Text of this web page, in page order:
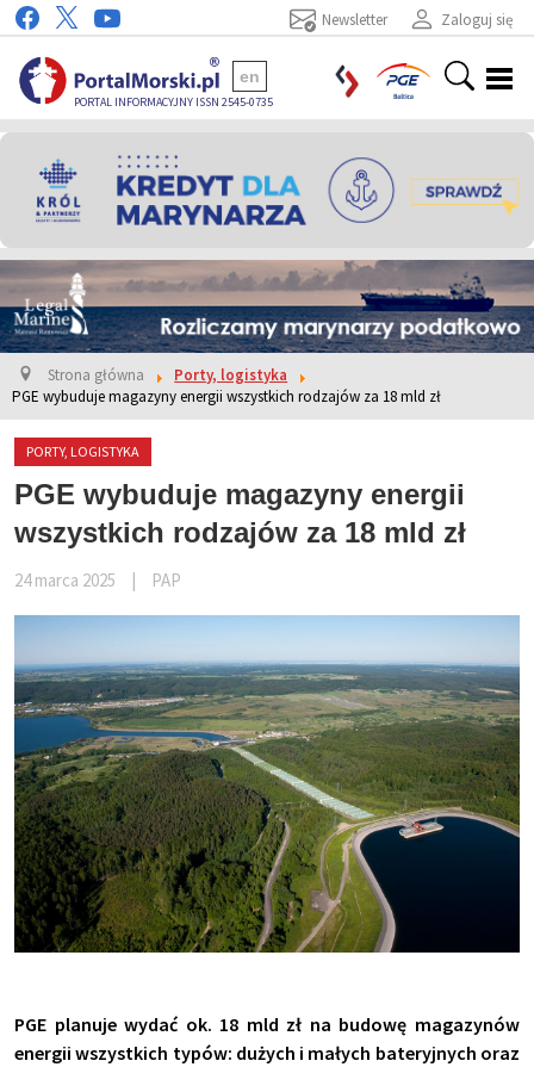
Zaloguj się
Newsletter
PORTAL INFORMACYJNY ISSN 2545-0735
en
Strona główna
Porty, logistyka
PGE wybuduje magazyny energii wszystkich rodzajów za 18 mld zł
PORTY, LOGISTYKA
PGE wybuduje magazyny energii
wszystkich rodzajów za 18 mld zł
24 marca 2025 PAP
PGE planuje wydać ok. 18 mld zł na budowę magazynów
energii wszystkich typów: dużych i małych bateryjnych oraz